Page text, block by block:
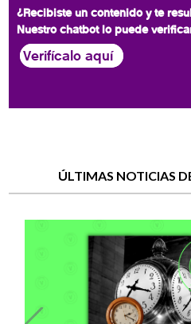
¿Recibiste un contenido y te
Nuestro chatbot lo puede
Verifícalo aquí
ÚLTIMAS NOTICIAS